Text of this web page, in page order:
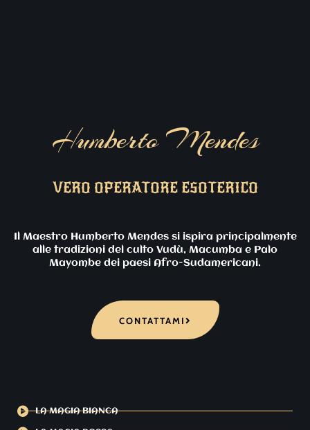
Humberto Mendes
VERO OPERATORE ESOTERICO
Il Maestro Humberto Mendes si ispira principalmente
alle tradizioni del culto Vudù, Macumba e Palo
Mayombe dei paesi Afro-Sudamericani.
CONTATTAMI
LA MAGIA BIANCA